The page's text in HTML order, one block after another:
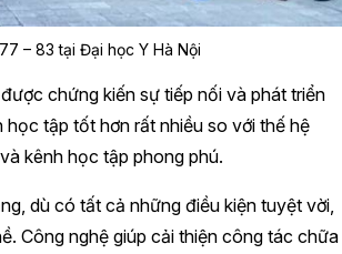
– 83 tại Đại học Y Hà Nội
chứng kiến sự tiếp nối và phát triển
tập tốt hơn rất nhiều so với thế hệ
kênh học tập phong phú.
dù có tất cả những điều kiện tuyệt vời,
Công nghệ giúp cải thiện công tác chữa